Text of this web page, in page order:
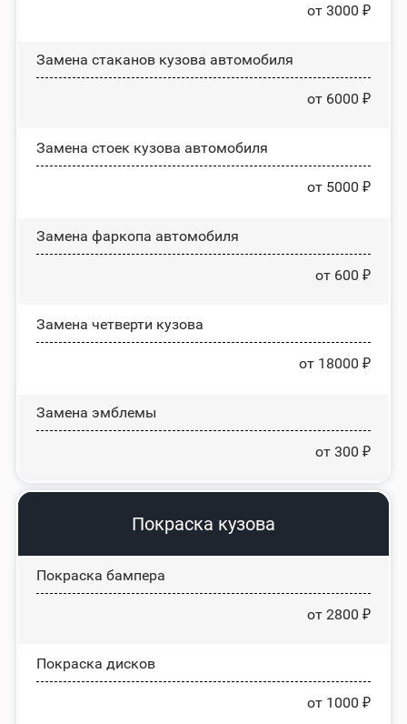
от 3000 ₽
Замена стаканов кузова автомобиля
от 6000 ₽
Замена стоек кузова автомобиля
от 5000 ₽
Замена фаркопа автомобиля
от 600 ₽
Замена четверти кузова
от 18000 ₽
Замена эмблемы
от 300 ₽
Покраска кузова
Покраска бампера
от 2800 ₽
Покраска дисков
от 1000 ₽